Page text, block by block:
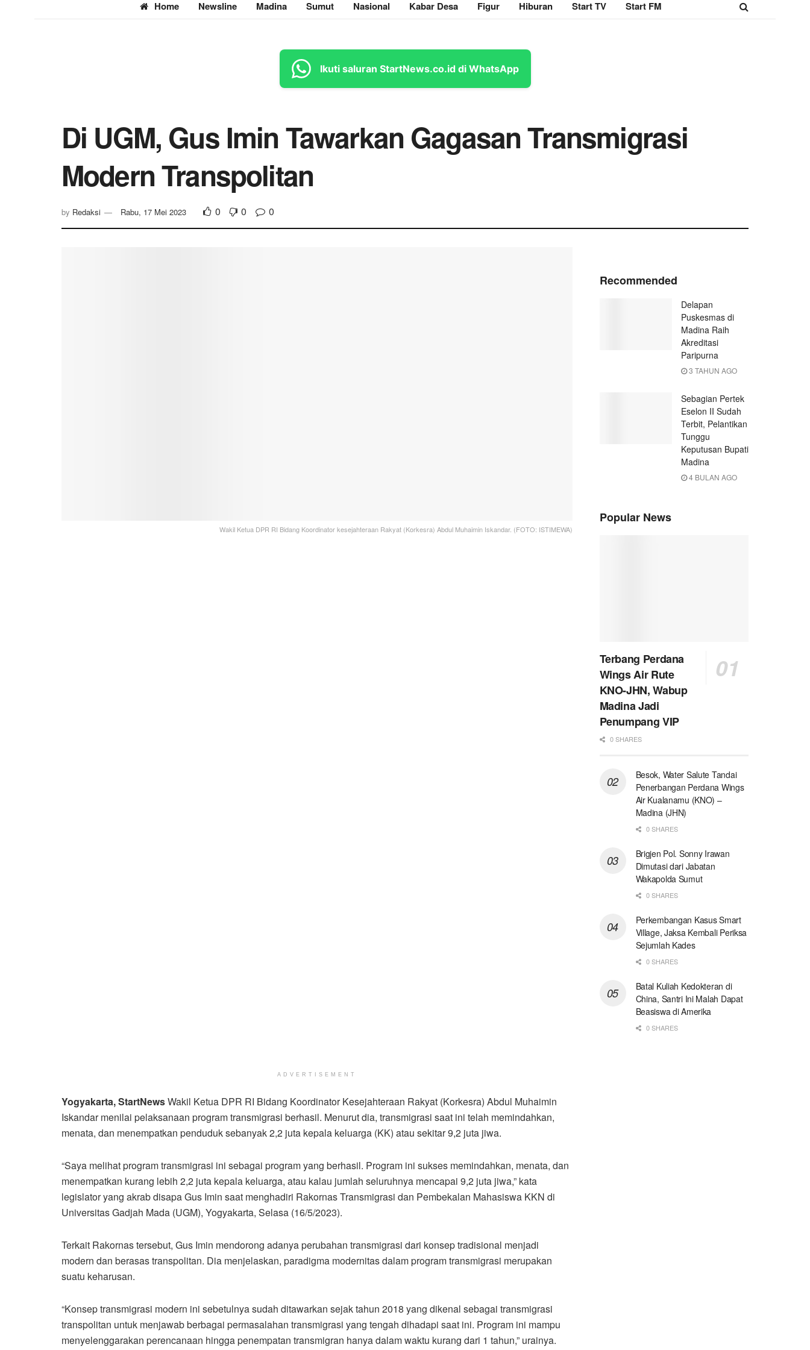
Home Newsline Madina Sumut Nasional Kabar Desa Figur Hiburan Start TV Start FM
Ikuti saluran StartNews.co.id di WhatsApp
Di UGM, Gus Imin Tawarkan Gagasan Transmigrasi
Modern Transpolitan
by Redaksi Rabu, 17 Mei 2023 0 0 0
Wakil Ketua DPR RI Bidang Koordinator kesejahteraan Rakyat (Korkesra) Abdul Muhaimin Iskandar. (FOTO: ISTIMEWA)
ADVERTISEMENT
Yogyakarta, StartNewsWakil Ketua DPR RI Bidang Koordinator Kesejahteraan Rakyat (Korkesra) Abdul Muhaimin
Iskandar menilai pelaksanaan program transmigrasi berhasil. Menurut dia, transmigrasi saat ini telah memindahkan,
menata, dan menempatkan penduduk sebanyak 2,2 juta kepala keluarga (KK) atau sekitar 9,2 juta jiwa.
“Saya melihat program transmigrasi ini sebagai program yang berhasil. Program ini sukses memindahkan, menata, dan
menempatkan kurang lebih 2,2 juta kepala keluarga, atau kalau jumlah seluruhnya mencapai 9,2 juta jiwa,” kata
legislator yang akrab disapa Gus Imin saat menghadiri Rakornas Transmigrasi dan Pembekalan Mahasiswa KKN di
Universitas Gadjah Mada (UGM), Yogyakarta, Selasa (16/5/2023).
Terkait Rakornas tersebut, Gus Imin mendorong adanya perubahan transmigrasi dari konsep tradisional menjadi
modern dan berasas transpolitan. Dia menjelaskan, paradigma modernitas dalam program transmigrasi merupakan
suatu keharusan.
“Konsep transmigrasi modern ini sebetulnya sudah ditawarkan sejak tahun 2018 yang dikenal sebagai transmigrasi
transpolitan untuk menjawab berbagai permasalahan transmigrasi yang tengah dihadapi saat ini. Program ini mampu
menyelenggarakan perencanaan hingga penempatan transmigran hanya dalam waktu kurang dari 1 tahun,” urainya.
Recommended
Delapan
Puskesmas di
Madina Raih
Akreditasi
Paripurna
3 TAHUN AGO
Sebagian Pertek
Eselon II Sudah
Terbit, Pelantikan
Tunggu
Keputusan Bupati
Madina
4 BULAN AGO
Popular News
Terbang Perdana
Wings Air Rute
KNO-JHN, Wabup
Madina Jadi
Penumpang VIP
0 SHARES
Besok, Water Salute Tandai
Penerbangan Perdana Wings
Air Kualanamu (KNO) –
Madina (JHN)
0 SHARES
Brigjen Pol. Sonny Irawan
Dimutasi dari Jabatan
Wakapolda Sumut
0 SHARES
Perkembangan Kasus Smart
Village, Jaksa Kembali Periksa
Sejumlah Kades
0 SHARES
Batal Kuliah Kedokteran di
China, Santri Ini Malah Dapat
Beasiswa di Amerika
0 SHARES